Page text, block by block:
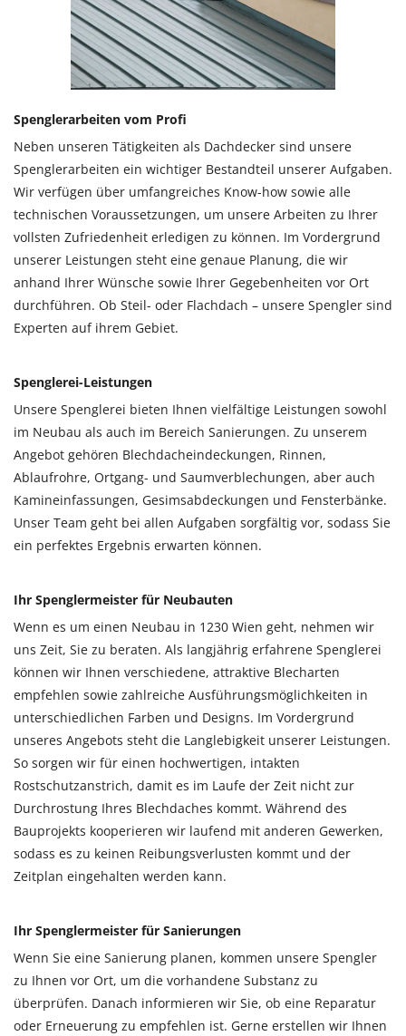
Spenglerarbeiten vom Profi
Neben unseren Tätigkeiten als Dachdecker sind unsere
Spenglerarbeiten ein wichtiger Bestandteil unserer Aufgaben.
Wir verfügen über umfangreiches Know-how sowie alle
technischen Voraussetzungen, um unsere Arbeiten zu Ihrer
vollsten Zufriedenheit erledigen zu können. Im Vordergrund
unserer Leistungen steht eine genaue Planung, die wir
anhand Ihrer Wünsche sowie Ihrer Gegebenheiten vor Ort
durchführen. Ob Steil- oder Flachdach – unsere Spengler sind
Experten auf ihrem Gebiet.
Spenglerei-Leistungen
Unsere Spenglerei bieten Ihnen vielfältige Leistungen sowohl
im Neubau als auch im Bereich Sanierungen. Zu unserem
Angebot gehören Blechdacheindeckungen, Rinnen,
Ablaufrohre, Ortgang- und Saumverblechungen, aber auch
Kamineinfassungen, Gesimsabdeckungen und Fensterbänke.
Unser Team geht bei allen Aufgaben sorgfältig vor, sodass Sie
ein perfektes Ergebnis erwarten können.
Ihr Spenglermeister für Neubauten
Wenn es um einen Neubau in 1230 Wien geht, nehmen wir
uns Zeit, Sie zu beraten. Als langjährig erfahrene Spenglerei
können wir Ihnen verschiedene, attraktive Blecharten
empfehlen sowie zahlreiche Ausführungsmöglichkeiten in
unterschiedlichen Farben und Designs. Im Vordergrund
unseres Angebots steht die Langlebigkeit unserer Leistungen.
So sorgen wir für einen hochwertigen, intakten
Rostschutzanstrich, damit es im Laufe der Zeit nicht zur
Durchrostung Ihres Blechdaches kommt. Während des
Bauprojekts kooperieren wir laufend mit anderen Gewerken,
sodass es zu keinen Reibungsverlusten kommt und der
Zeitplan eingehalten werden kann.
Ihr Spenglermeister für Sanierungen
Wenn Sie eine Sanierung planen, kommen unsere Spengler
zu Ihnen vor Ort, um die vorhandene Substanz zu
überprüfen. Danach informieren wir Sie, ob eine Reparatur
oder Erneuerung zu empfehlen ist. Gerne erstellen wir Ihnen